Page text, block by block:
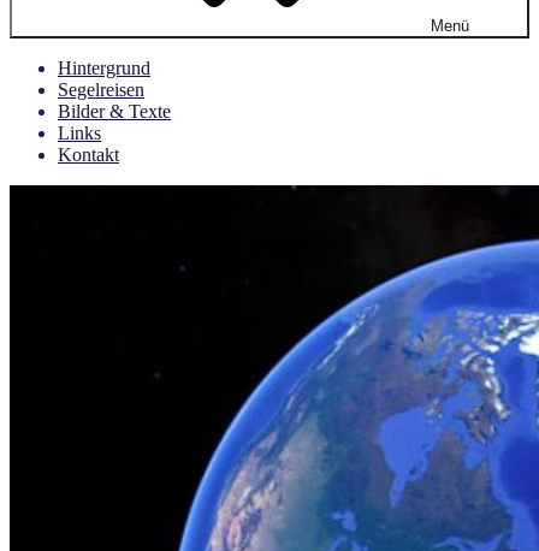
Menü
Hintergrund
Segelreisen
Bilder & Texte
Links
Kontakt